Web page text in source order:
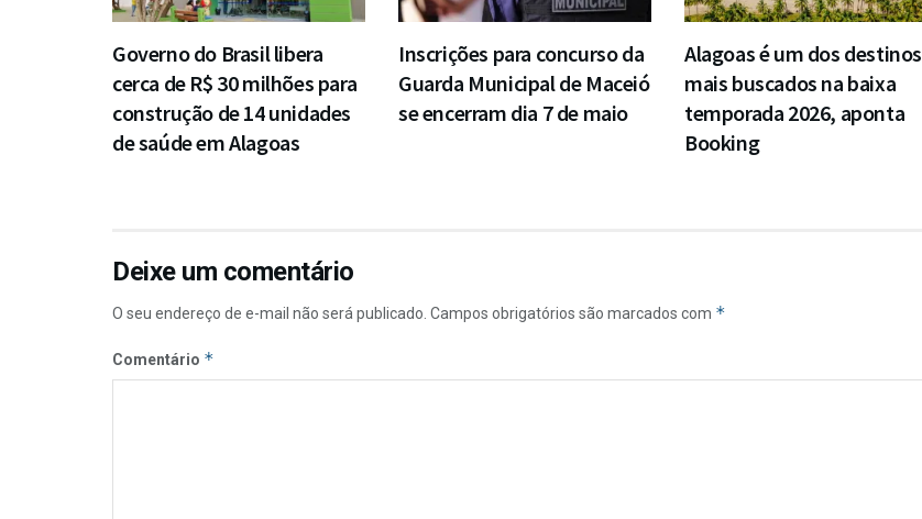
Governo do Brasil libera
cerca de R$ 30 milhões para
construção de 14 unidades
de saúde em Alagoas
Inscrições para concurso da
Guarda Municipal de Maceió
se encerram dia 7 de maio
Alagoas é um dos destinos
mais buscados na baixa
temporada 2026, aponta
Booking
Deixe um comentário
O seu endereço de e-mail não será publicado. Campos obrigatórios são marcados com *
Comentário *